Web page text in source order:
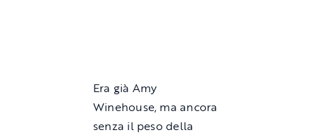
Era già Amy
Winehouse, ma ancora
senza il peso della